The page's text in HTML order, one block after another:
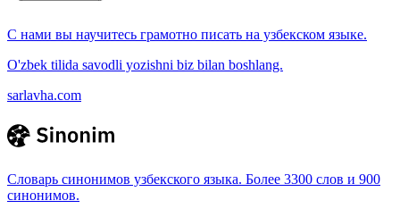
С нами вы научитесь грамотно писать на узбекском языке.
O'zbek tilida savodli yozishni biz bilan boshlang.
sarlavha.com
Словарь синонимов узбекского языка. Более 3300 слов и 900
синонимов.